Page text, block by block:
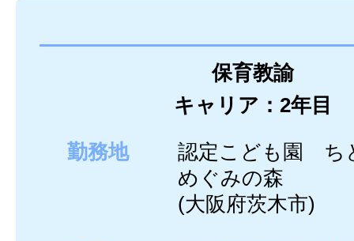
保育教諭
キャリア：2年目
勤務地
認定こども園 ち
めぐみの森
(大阪府茨木市)